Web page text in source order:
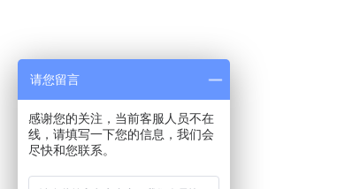
请您留言
感谢您的关注，当前客服人员不在
线，请填写一下您的信息，我们会
尽快和您联系。